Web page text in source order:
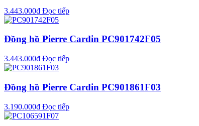
3.443.000₫ Đọc tiếp
Đồng hồ Pierre Cardin PC901742F05
3.443.000₫ Đọc tiếp
Đồng hồ Pierre Cardin PC901861F03
3.190.000₫ Đọc tiếp